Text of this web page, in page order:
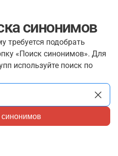
синонимов
требуется подобрать
«Поиск синонимов». Для
используйте поиск по